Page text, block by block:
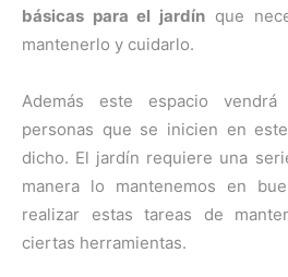
básicas para el jardín que
mantenerlo y cuidarlo.
Además este espacio
personas que se inicien en
dicho. El jardín requiere una
manera lo mantenemos en
realizar estas tareas de
ciertas herramientas.